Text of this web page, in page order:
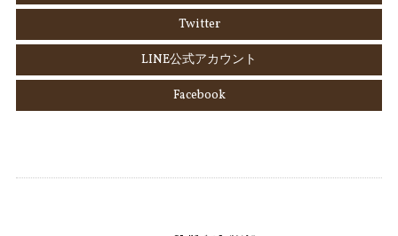
Twitter
LINE公式アカウント
Facebook